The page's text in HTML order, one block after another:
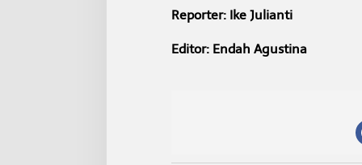
Reporter: Ike Julianti
Editor: Endah Agustina